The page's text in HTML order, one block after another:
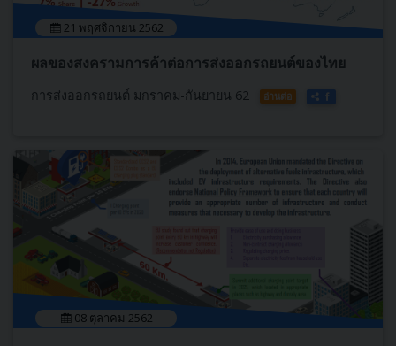
21 พฤศจิกายน 2562
ผลของสงครามการค้าต่อการส่งออกรถยนต์ของไทย
การส่งออกรถยนต์ มกราคม-กันยายน 62
อ่านต่อ
08 ตุลาคม 2562